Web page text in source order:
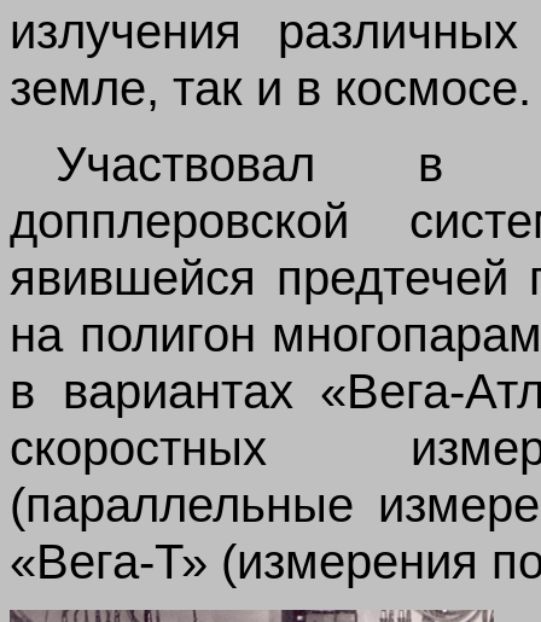
излучения
земле, так и в космосе.
Участвовал в
допплеровской
явившейся
на полигон
в вариантах «Вега-
скоростных
(параллельные
«Вега-Т» (измерения